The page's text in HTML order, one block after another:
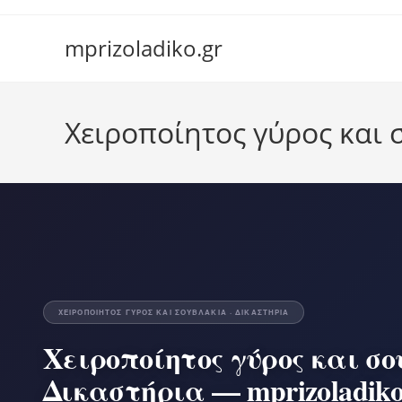
mprizoladiko.gr
Χειροποίητος γύρος
ΧΕΙΡΟΠΟΊΗΤΟΣ ΓΎΡΟΣ ΚΑΙ ΣΟΥΒΛΆΚΙΑ · ΔΙΚΑΣΤΉΡΙΑ
Χειροποίητος γύρος και
Δικαστήρια —